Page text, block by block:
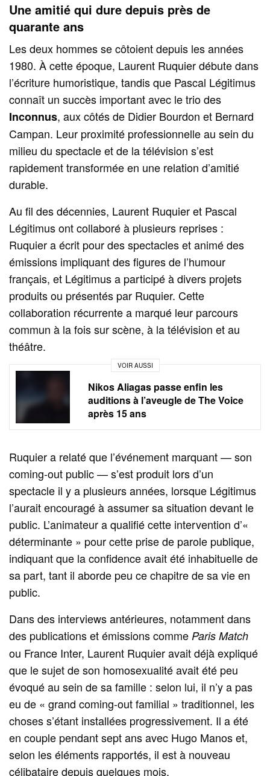
Une amitié qui dure depuis près de
quarante ans
Les deux hommes se côtoient depuis les années
1980. À cette époque, Laurent Ruquier débute dans
l’écriture humoristique, tandis que Pascal Légitimus
connaît un succès important avec le trio des
Inconnus, aux côtés de Didier Bourdon et Bernard
Campan. Leur proximité professionnelle au sein du
milieu du spectacle et de la télévision s’est
rapidement transformée en une relation d’amitié
durable.
Au fil des décennies, Laurent Ruquier et Pascal
Légitimus ont collaboré à plusieurs reprises :
Ruquier a écrit pour des spectacles et animé des
émissions impliquant des figures de l’humour
français, et Légitimus a participé à divers projets
produits ou présentés par Ruquier. Cette
collaboration récurrente a marqué leur parcours
commun à la fois sur scène, à la télévision et au
théâtre.
VOIR AUSSI
Nikos Aliagas passe enfin les
auditions à l’aveugle de The Voice
après 15 ans
Ruquier a relaté que l’événement marquant — son
coming-out public — s’est produit lors d’un
spectacle il y a plusieurs années, lorsque Légitimus
l’aurait encouragé à assumer sa situation devant le
public. L’animateur a qualifié cette intervention d’«
déterminante » pour cette prise de parole publique,
indiquant que la confidence avait été inhabituelle de
sa part, tant il aborde peu ce chapitre de sa vie en
public.
Dans des interviews antérieures, notamment dans
des publications et émissions comme Paris Match
ou France Inter, Laurent Ruquier avait déjà expliqué
que le sujet de son homosexualité avait été peu
évoqué au sein de sa famille : selon lui, il n’y a pas
eu de « grand coming-out familial » traditionnel, les
choses s’étant installées progressivement. Il a été
en couple pendant sept ans avec Hugo Manos et,
selon les éléments rapportés, il est à nouveau
célibataire depuis quelques mois.